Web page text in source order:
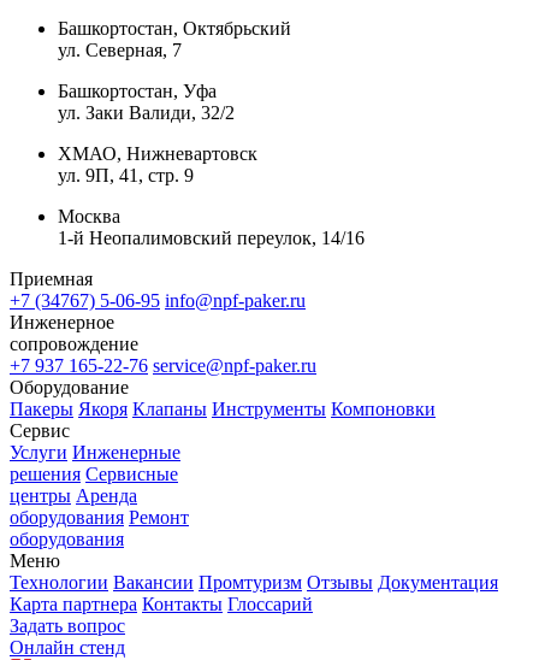
Башкортостан, Октябрьский
ул. Северная, 7
Башкортостан, Уфа
ул. Заки Валиди, 32/2
ХМАО, Нижневартовск
ул. 9П, 41, стр. 9
Москва
1-й Неопалимовский переулок, 14/16
Приемная
+7 (34767) 5-06-95 info@npf-paker.ru
Инженерное
сопровождение
+7 937 165-22-76 service@npf-paker.ru
Оборудование
Пакеры Якоря Клапаны Инструменты Компоновки
Сервис
Услуги Инженерные
решения Сервисные
центры Аренда
оборудования Ремонт
оборудования
Меню
Технологии Вакансии Промтуризм Отзывы Документация
Карта партнера Контакты Глоссарий
Задать вопрос
Онлайн стенд